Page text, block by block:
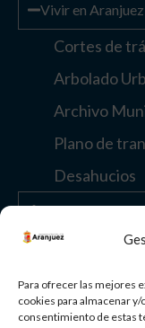
Para ofrecer las mejores
cookies para almacenar
consentimiento de estas
Vivir en Aranjuez
Cortes de
Arbolado
Archivo
Plano de
Desahucios
Enlaces de